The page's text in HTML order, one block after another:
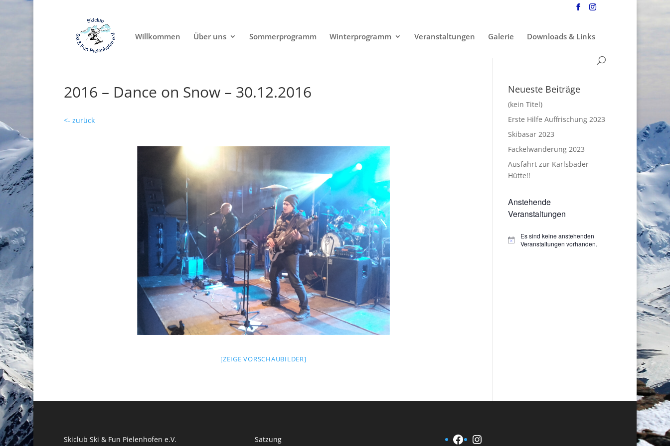
Willkommen Über uns Sommerprogramm Winterprogramm Veranstaltungen Galerie Downloads & Links
2016 – Dance on Snow – 30.12.2016
<- zurück
[ZEIGE VORSCHAUBILDER]
Neueste Beiträge
(kein Titel)
Erste Hilfe Auffrischung 2023
Skibasar 2023
Fackelwanderung 2023
Ausfahrt zur Karlsbader
Hütte!!
Anstehende
Veranstaltungen
Hinweis
Es sind keine anstehenden
Veranstaltungen vorhanden.
Skiclub Ski & Fun Pielenhofen e.V. Satzung Facebook
Instagram